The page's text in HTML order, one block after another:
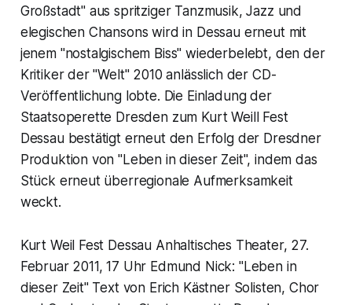
Großstadt" aus spritziger Tanzmusik, Jazz und
elegischen Chansons wird in Dessau erneut mit
jenem "nostalgischem Biss" wiederbelebt, den der
Kritiker der "Welt" 2010 anlässlich der CD-
Veröffentlichung lobte. Die Einladung der
Staatsoperette Dresden zum Kurt Weill Fest
Dessau bestätigt erneut den Erfolg der Dresdner
Produktion von "Leben in dieser Zeit", indem das
Stück erneut überregionale Aufmerksamkeit
weckt.
Kurt Weil Fest Dessau Anhaltisches Theater, 27.
Februar 2011, 17 Uhr Edmund Nick: "Leben in
dieser Zeit" Text von Erich Kästner Solisten, Chor